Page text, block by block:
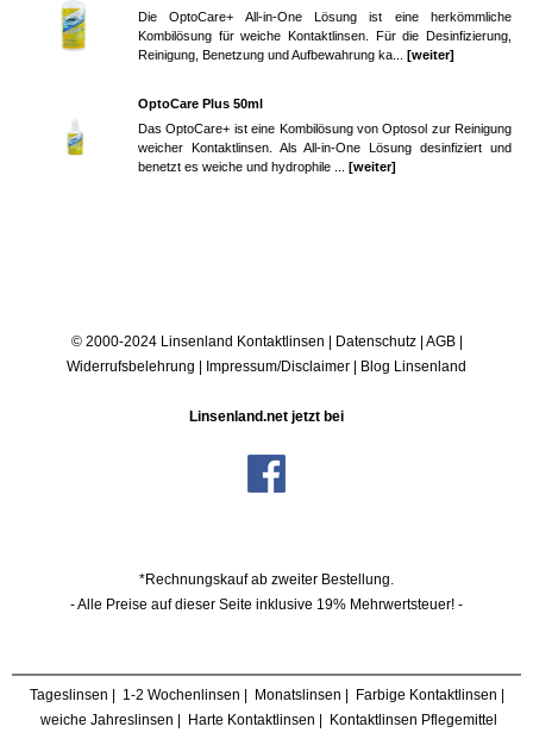
Die OptoCare+ All-in-One Lösung ist eine herkömmliche
Kombilösung für weiche Kontaktlinsen. Für die Desinfizierung,
Reinigung, Benetzung und Aufbewahrung ka... [weiter]
OptoCare Plus 50ml
Das OptoCare+ ist eine Kombilösung von Optosol zur Reinigung
weicher Kontaktlinsen. Als All-in-One Lösung desinfiziert und
benetzt es weiche und hydrophile ... [weiter]
© 2000-2024 Linsenland Kontaktlinsen | Datenschutz| AGB|
Widerrufsbelehrung | Impressum/Disclaimer | Blog Linsenland
Linsenland.net jetzt bei
*Rechnungskauf ab zweiter Bestellung.
- Alle Preise auf dieser Seite inklusive 19% Mehrwertsteuer! -
Tageslinsen 1-2 Wochenlinsen Monatslinsen Farbige Kontaktlinsen
weiche Jahreslinsen
Harte Kontaktlinsen
Kontaktlinsen Pflegemittel